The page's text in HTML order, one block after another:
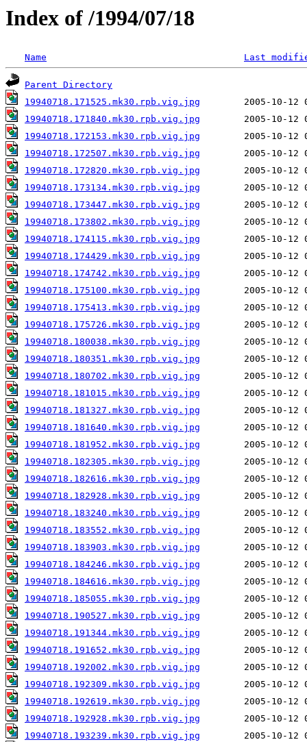
Index of /1994/07/18
Name Last
Parent Directory
19940718.171525.mk30.rpb.vig.jpg
19940718.171840.mk30.rpb.vig.jpg
19940718.172153.mk30.rpb.vig.jpg
19940718.172507.mk30.rpb.vig.jpg
19940718.172820.mk30.rpb.vig.jpg
19940718.173134.mk30.rpb.vig.jpg
19940718.173447.mk30.rpb.vig.jpg
19940718.173802.mk30.rpb.vig.jpg
19940718.174115.mk30.rpb.vig.jpg
19940718.174429.mk30.rpb.vig.jpg
19940718.174742.mk30.rpb.vig.jpg
19940718.175100.mk30.rpb.vig.jpg
19940718.175413.mk30.rpb.vig.jpg
19940718.175726.mk30.rpb.vig.jpg
19940718.180038.mk30.rpb.vig.jpg
19940718.180351.mk30.rpb.vig.jpg
19940718.180702.mk30.rpb.vig.jpg
19940718.181015.mk30.rpb.vig.jpg
19940718.181327.mk30.rpb.vig.jpg
19940718.181640.mk30.rpb.vig.jpg
19940718.181952.mk30.rpb.vig.jpg
19940718.182305.mk30.rpb.vig.jpg
19940718.182616.mk30.rpb.vig.jpg
19940718.182928.mk30.rpb.vig.jpg
19940718.183240.mk30.rpb.vig.jpg
19940718.183552.mk30.rpb.vig.jpg
19940718.183903.mk30.rpb.vig.jpg
19940718.184246.mk30.rpb.vig.jpg
19940718.184616.mk30.rpb.vig.jpg
19940718.185055.mk30.rpb.vig.jpg
19940718.190527.mk30.rpb.vig.jpg
19940718.191344.mk30.rpb.vig.jpg
19940718.191652.mk30.rpb.vig.jpg
19940718.192002.mk30.rpb.vig.jpg
19940718.192309.mk30.rpb.vig.jpg
19940718.192619.mk30.rpb.vig.jpg
19940718.192928.mk30.rpb.vig.jpg
19940718.193239.mk30.rpb.vig.jpg